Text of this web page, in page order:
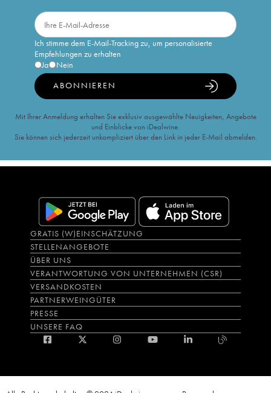
Ich stimme dem E-Mail-Tracking zu, um personalisierte
Empfehlungen zu erhalten
Ja
Nein
ABONNIEREN
Mit Ihrer Anmeldung erhalten Sie exklusiv ausgewählte Neuigkeiten, Angebote
und Einblicke von iDealwine.
Sie können sich jederzeit unkompliziert über den Link in jeder E-Mail abmelden.
GRATIS (W)EINSCHÄTZUNG
STELLENANGEBOTE
ÜBER UNS
VERANTWORTUNG VON UNTERNEHMEN (CSR)
VERSANDKOSTEN
PARTNERWEINGÜTER
PRESSE
UNSERE FAQ